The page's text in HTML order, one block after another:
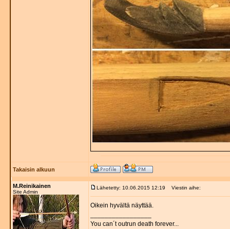
Takaisin alkuun
M.Reinikainen
Site Admin
Lähetetty: 10.06.2015 12:19 Viestin aihe:
Oikein hyvältä näyttää.
You can´t outrun death forever...